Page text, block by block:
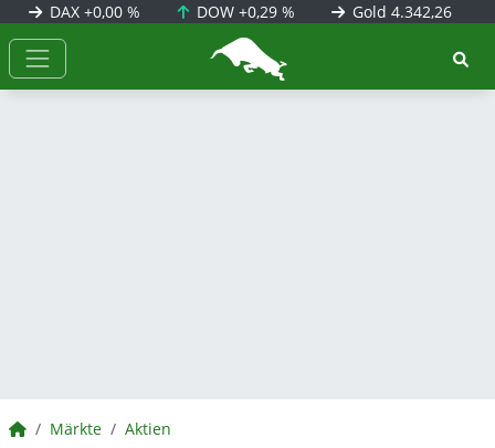
DAX +0,00 % DOW+0,29 % Gold 4.342,26
BörsenNEWS.de
BörsenNEWS.de
Märkte Aktien